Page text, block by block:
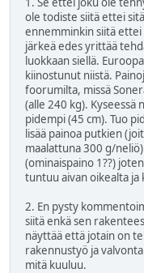
ole todiste siitä ettei
ennemminkin siitä ettei
järkeä edes yrittää
luokkaan siellä.
kiinostunut niistä.
foorumilta, missä
(alle 240 kg).
pidempi (45 cm). Tuo
lisää painoa putkien
maalattuna 300 g/
(ominaispaino 1??)
tuntuu aivan oikealta ja
2. En pysty
siitä enkä sen
näyttää että jotain on
rakennustyö ja
mitä kuuluu.